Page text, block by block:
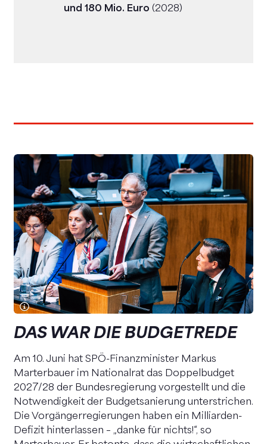
und 180 Mio. Euro (2028)
DAS WAR DIE BUDGETREDE
Am 10. Juni hat SPÖ-Finanzminister Markus
Marterbauer im Nationalrat das Doppelbudget
2027/28 der Bundesregierung vorgestellt und die
Notwendigkeit der Budgetsanierung unterstrichen.
Die Vorgängerregierungen haben ein Milliarden-
Defizit hinterlassen – „danke für nichts!“, so